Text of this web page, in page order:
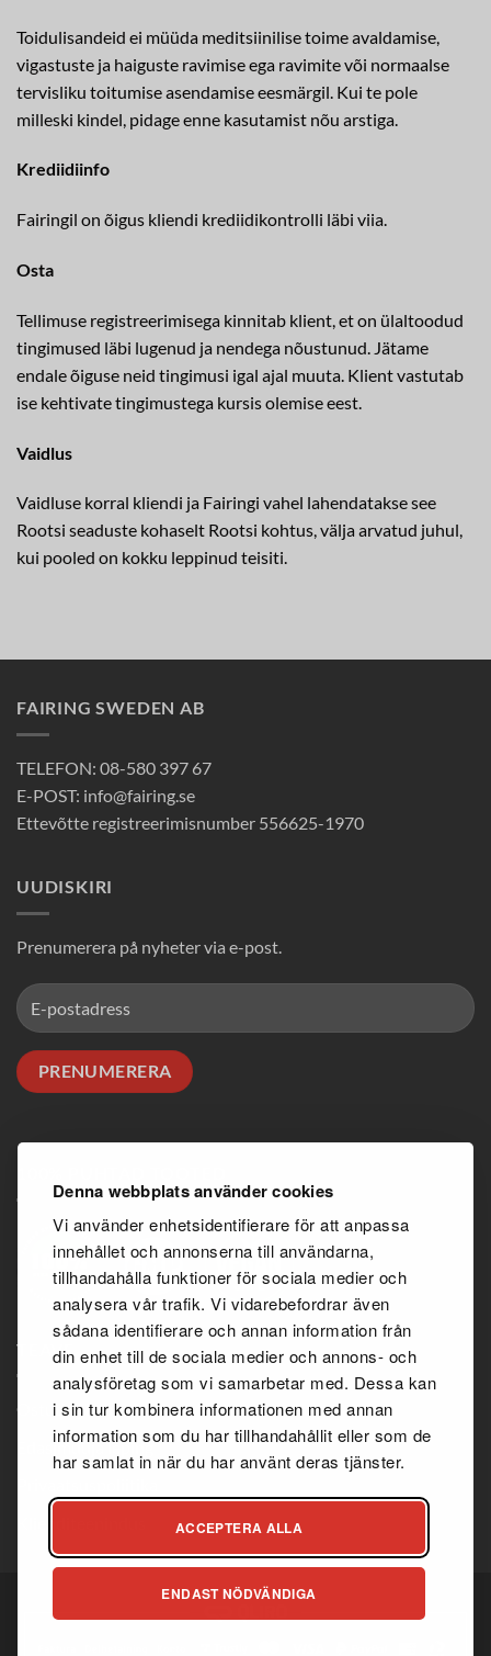
Denna webbplats använder cookies
Vi använder enhetsidentifierare för att anpassa
innehållet och annonserna till användarna,
tillhandahålla funktioner för sociala medier och
analysera vår trafik. Vi vidarebefordrar även
sådana identifierare och annan information från
din enhet till de sociala medier och annons- och
analysföretag som vi samarbetar med. Dessa kan
i sin tur kombinera informationen med annan
information som du har tillhandahållit eller som de
har samlat in när du har använt deras tjänster.
ACCEPTERA ALLA
ENDAST NÖDVÄNDIGA
Toidulisandeid ei müüda meditsiinilise toime avaldamise,
vigastuste ja haiguste ravimise ega ravimite või normaalse
tervisliku toitumise asendamise eesmärgil. Kui te pole
milleski kindel, pidage enne kasutamist nõu arstiga.
Krediidiinfo
Fairingil on õigus kliendi krediidikontrolli läbi viia.
Osta
Tellimuse registreerimisega kinnitab klient, et on ülaltoodud
tingimused läbi lugenud ja nendega nõustunud. Jätame
endale õiguse neid tingimusi igal ajal muuta. Klient vastutab
ise kehtivate tingimustega kursis olemise eest.
Vaidlus
Vaidluse korral kliendi ja Fairingi vahel lahendatakse see
Rootsi seaduste kohaselt Rootsi kohtus, välja arvatud juhul,
kui pooled on kokku leppinud teisiti.
FAIRING SWEDEN AB
TELEFON: 08-580 397 67
E-POST: info@fairing.se
Ettevõtte registreerimisnumber 556625-1970
UUDISKIRI
Prenumerera på nyheter via e-post.
TEAVE
Ostutingimused
Edasimüüja leping